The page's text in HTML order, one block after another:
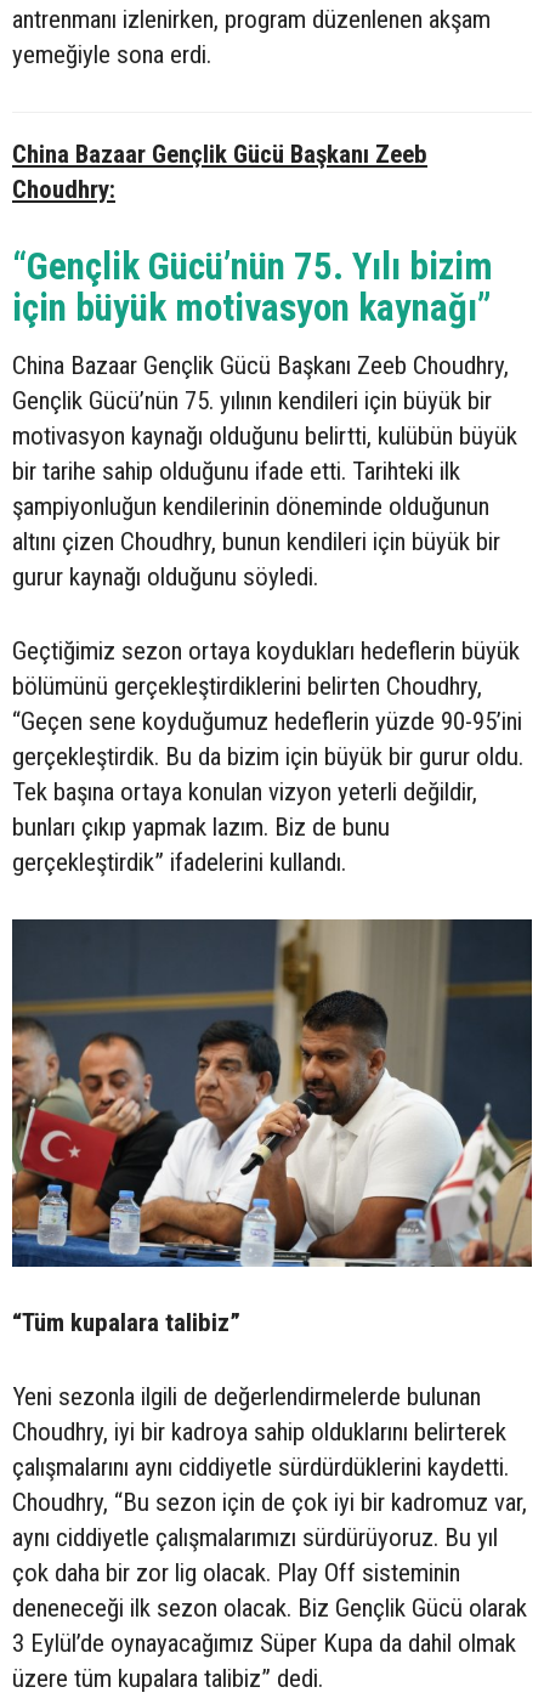
antrenmanı izlenirken, program düzenlenen akşam
yemeğiyle sona erdi.
China Bazaar Gençlik Gücü Başkanı Zeeb
Choudhry:
“Gençlik Gücü’nün 75. Yılı bizim
için büyük motivasyon kaynağı”
China Bazaar Gençlik Gücü Başkanı Zeeb Choudhry,
Gençlik Gücü’nün 75. yılının kendileri için büyük bir
motivasyon kaynağı olduğunu belirtti, kulübün büyük
bir tarihe sahip olduğunu ifade etti. Tarihteki ilk
şampiyonluğun kendilerinin döneminde olduğunun
altını çizen Choudhry, bunun kendileri için büyük bir
gurur kaynağı olduğunu söyledi.
Geçtiğimiz sezon ortaya koydukları hedeflerin büyük
bölümünü gerçekleştirdiklerini belirten Choudhry,
“Geçen sene koyduğumuz hedeflerin yüzde 90-95’ini
gerçekleştirdik. Bu da bizim için büyük bir gurur oldu.
Tek başına ortaya konulan vizyon yeterli değildir,
bunları çıkıp yapmak lazım. Biz de bunu
gerçekleştirdik” ifadelerini kullandı.
“Tüm kupalara talibiz”
Yeni sezonla ilgili de değerlendirmelerde bulunan
Choudhry, iyi bir kadroya sahip olduklarını belirterek
çalışmalarını aynı ciddiyetle sürdürdüklerini kaydetti.
Choudhry, “Bu sezon için de çok iyi bir kadromuz var,
aynı ciddiyetle çalışmalarımızı sürdürüyoruz. Bu yıl
çok daha bir zor lig olacak. Play Off sisteminin
deneneceği ilk sezon olacak. Biz Gençlik Gücü olarak
3 Eylül’de oynayacağımız Süper Kupa da dahil olmak
üzere tüm kupalara talibiz” dedi.